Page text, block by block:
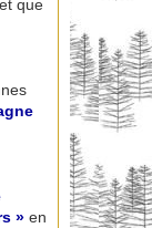
que
» en